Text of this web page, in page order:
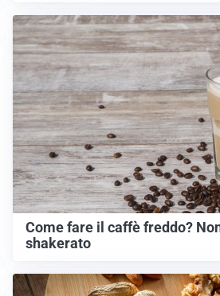
Come fare il caffè freddo?
shakerato